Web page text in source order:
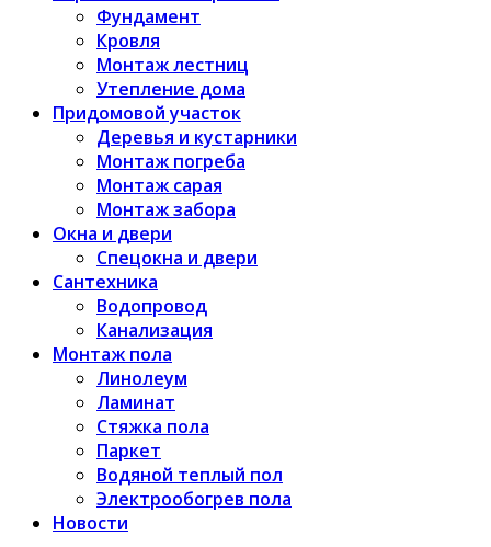
Фундамент
Кровля
Монтаж лестниц
Утепление дома
Придомовой участок
Деревья и кустарники
Монтаж погреба
Монтаж сарая
Монтаж забора
Окна и двери
Спецокна и двери
Сантехника
Водопровод
Канализация
Монтаж пола
Линолеум
Ламинат
Стяжка пола
Паркет
Водяной теплый пол
Электрообогрев пола
Новости